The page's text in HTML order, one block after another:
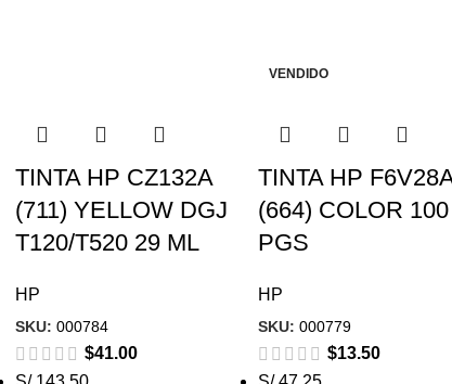
TINTA HP CZ132A
(711) YELLOW DGJ
T120/T520 29 ML
HP
SKU: 000784
$41.00
VENDIDO
TINTA HP
(664) COLOR 100
PGS
HP
SKU: 000779
$13.50